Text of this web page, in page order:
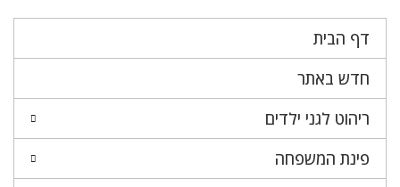
דף הבית
חדש באתר
ריהוט לגני ילדים
פינת המשפחה